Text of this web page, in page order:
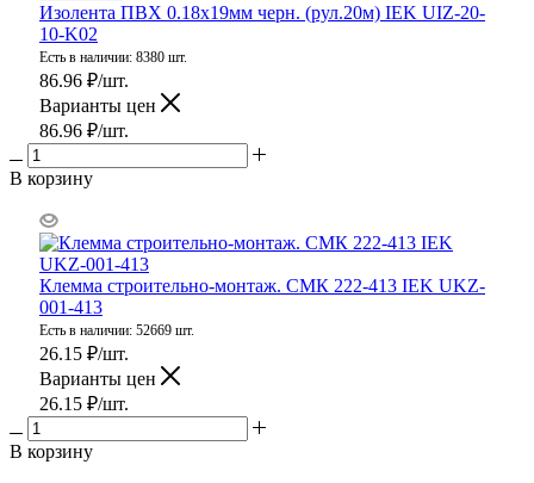
Изолента ПВХ 0.18х19мм черн. (рул.20м) IEK UIZ-20-
10-K02
Есть в наличии: 8380 шт.
86.96 ₽/шт.
Варианты цен
86.96 ₽/шт.
В корзину
Клемма строительно-монтаж. СМК 222-413 IEK UKZ-
001-413
Есть в наличии: 52669 шт.
26.15 ₽/шт.
Варианты цен
26.15 ₽/шт.
В корзину